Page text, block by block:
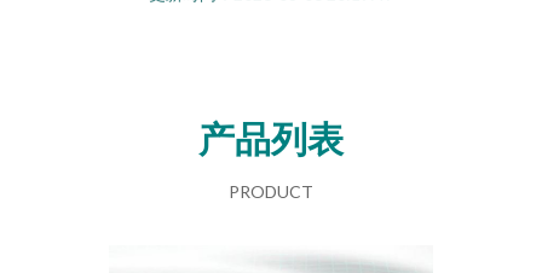
产品列表
PRODUCT